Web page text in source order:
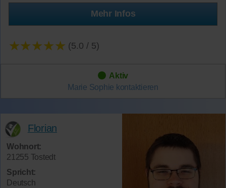
Mehr Infos
★★★★★ (5.0 / 5)
Aktiv
Marie Sophie kontaktieren
Florian
Wohnort:
21255 Tostedt
Spricht:
Deutsch